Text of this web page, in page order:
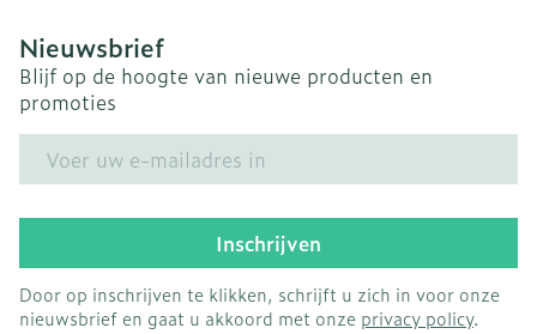
Nieuwsbrief
Blijf op de hoogte van nieuwe producten en
promoties
Inschrijven
Door op inschrijven te klikken, schrijft u zich in voor onze
nieuwsbrief en gaat u akkoord met onze privacy policy.